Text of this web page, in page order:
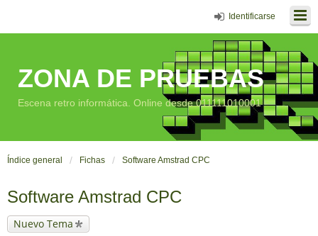
Identificarse
ZONA DE PRUEBAS
Escena retro informática. Online desde 011111010001
Índice general Fichas Software Amstrad CPC
Software Amstrad CPC
Nuevo Tema